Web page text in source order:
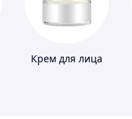
Крем для лица